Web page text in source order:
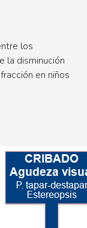
los
la disminución
en niños